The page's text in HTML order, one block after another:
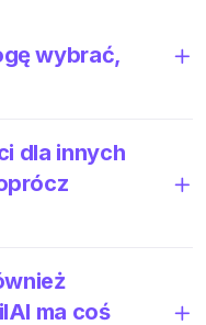
wybrać,
dla innych
ma coś